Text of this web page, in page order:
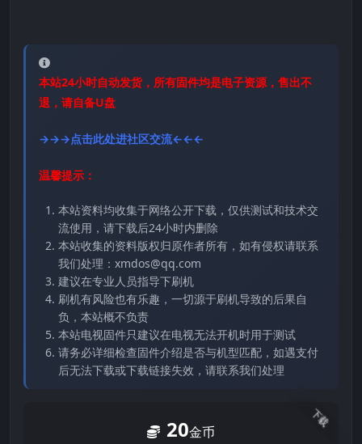
本站24小时自动发货，所有固件均是电子资源，售出不
退，请自备U盘
→→→点击此处进社区交流←←←
温馨提示：
本站资料均收集于网络公开下载，仅供测试和技术交
流使用，请下载后24小时内删除
本站收集的资料版权归原作者所有，如有侵权请联系
我们处理：xmdos@qq.com
建议在专业人员指导下刷机
刷机有风险也有乐趣，一切源于刷机导致的后果自
负，本站概不负责
本站电视固件只建议在电视无法开机时用于测试
请务必详细检查固件介绍是否与机型匹配，如遇支付
后无法下载或下载链接失效，请联系我们处理
下载
20金币